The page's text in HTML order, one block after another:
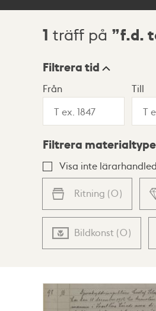
Sökresultat
1 träff på f.d.
Visningsläge
Lista Karta
Filtrera tid
Från Till
Filtrera
Visa inte
Ritning (0)
Bildkonst (0)